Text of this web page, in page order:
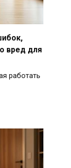
вред для
работать